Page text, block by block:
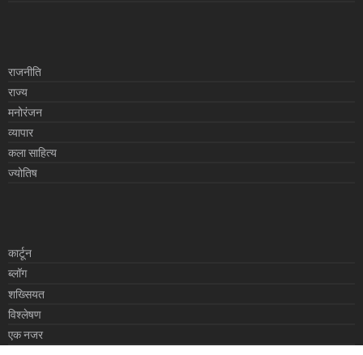
राजनीति
राज्य
मनोरंजन
व्यापार
कला साहित्य
ज्योतिष
कार्टून
ब्लॉग
शख्सियत
विश्लेषण
एक नजर